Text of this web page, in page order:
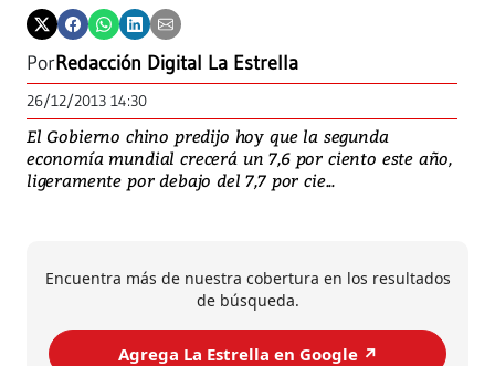
PorRedacción Digital La Estrella
26/12/2013 14:30
El Gobierno chino predijo hoy que la segunda
economía mundial crecerá un 7,6 por ciento este año,
ligeramente por debajo del 7,7 por cie...
Encuentra más de nuestra cobertura en los resultados
de búsqueda.
Agrega La Estrella en Google ↗️